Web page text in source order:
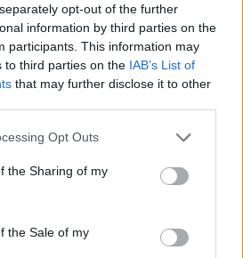
opt-out of the further
information by third parties on the
participants. This information may
to third parties on the IAB’s List of
that may further disclose it to other
Opt Outs
the Sharing of my
the Sale of my
aktiv an den
oder eigene Themen
Du Dich bitte zunächst im
Du noch keinen Spielaccount
Dich neu. Wir freuen uns
in unserem Forum!
Stats & Items der ZM (2015/)
Forums, männlich, <
2.773 Punkte für Erfolge: 1.550